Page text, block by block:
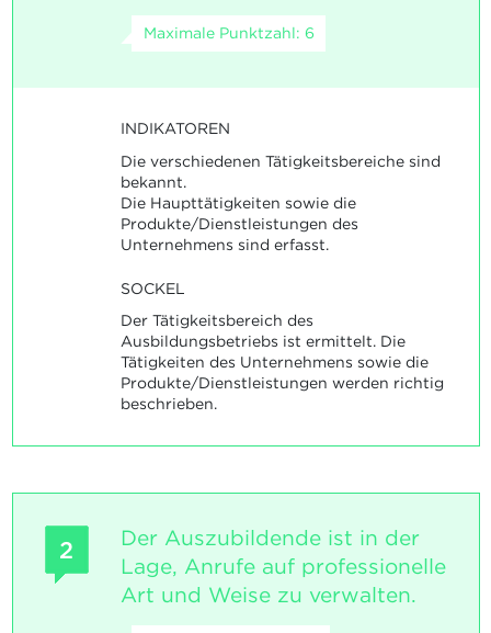
Maximale Punktzahl: 6
INDIKATOREN
Die verschiedenen Tätigkeitsbereiche sind
bekannt.
Die Haupttätigkeiten sowie die
Produkte/Dienstleistungen des
Unternehmens sind erfasst.
SOCKEL
Der Tätigkeitsbereich des
Ausbildungsbetriebs ist ermittelt. Die
Tätigkeiten des Unternehmens sowie die
Produkte/Dienstleistungen werden richtig
beschrieben.
2
Der Auszubildende ist in der
Lage, Anrufe auf professionelle
Art und Weise zu verwalten.